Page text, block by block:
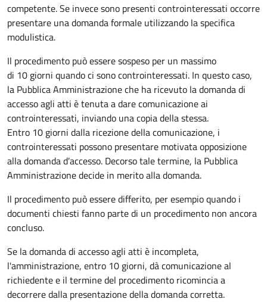
competente. Se invece sono presenti controinteressati occorre
presentare una domanda formale utilizzando la specifica
modulistica.
Il procedimento può essere sospeso per un massimo
di 10 giorni quando ci sono controinteressati. In questo caso,
la Pubblica Amministrazione che ha ricevuto la domanda di
accesso agli atti è tenuta a dare comunicazione ai
controinteressati, inviando una copia della stessa.
Entro 10 giorni dalla ricezione della comunicazione, i
controinteressati possono presentare motivata opposizione
alla domanda d'accesso. Decorso tale termine, la Pubblica
Amministrazione decide in merito alla domanda.
Il procedimento può essere differito, per esempio quando i
documenti chiesti fanno parte di un procedimento non ancora
concluso.
Se la domanda di accesso agli atti è incompleta,
l'amministrazione, entro 10 giorni, dà comunicazione al
richiedente e il termine del procedimento ricomincia a
decorrere dalla presentazione della domanda corretta.